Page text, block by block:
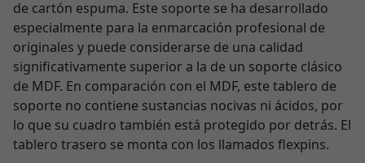
de cartón espuma. Este soporte se ha desarrollado
especialmente para la enmarcación profesional de
originales y puede considerarse de una calidad
significativamente superior a la de un soporte clásico
de MDF. En comparación con el MDF, este tablero de
soporte no contiene sustancias nocivas ni ácidos, por
lo que su cuadro también está protegido por detrás. El
tablero trasero se monta con los llamados flexpins.